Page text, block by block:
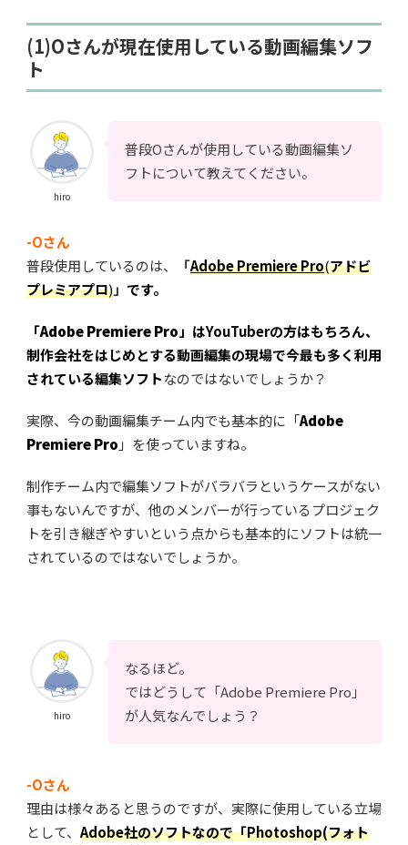
(1)Oさんが現在使用している動画編集ソフ
ト
hiro
普段Oさんが使用している動画編集ソ
フトについて教えてください。
-Oさん
普段使用しているのは、
「Adobe Premiere Pro(アドビ
プレミアプロ)」 です。
「Adobe Premiere Pro」はYouTuberの方はもちろん、
制作会社をはじめとする動画編集の現場で今最も多く利用
されている編集ソフトなのではないでしょうか？
実際、今の動画編集チーム内でも基本的に 「Adobe
Premiere Pro 」 を使っていますね。
制作チーム内で編集ソフトがバラバラというケースがない
事もないんですが、他のメンバーが行っているプロジェク
トを引き継ぎやすいという点からも基本的にソフトは統一
されているのではないでしょうか。
hiro
なるほど。
ではどうして「Adobe Premiere Pro」
が人気なんでしょう？
-Oさん
理由は様々あると思うのですが、実際に使用している立場
として、 Adobe社のソフトなので「Photoshop(フォト